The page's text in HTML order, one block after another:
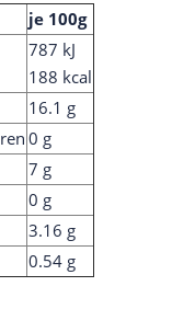
je 100g
787 kJ
188 kcal
16.1 g
0 g
7 g
0 g
3.16 g
0.54 g